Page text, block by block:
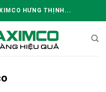
HƯNG THỊNH...